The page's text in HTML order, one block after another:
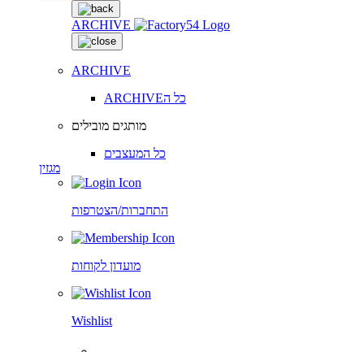
ARCHIVE
ARCHIVE
ARCHIVEכל ה
מותגים מובילים
כל המעצבים
מגזין
התחברות/הצטרפות
מועדון לקוחות
Wishlist